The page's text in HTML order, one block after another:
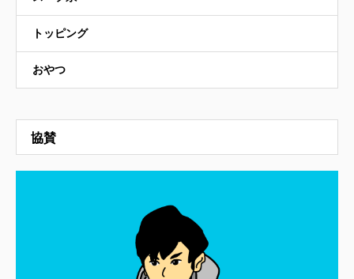
トッピング
おやつ
協賛